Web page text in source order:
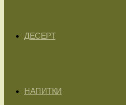
ДЕСЕРТ
НАПИТКИ